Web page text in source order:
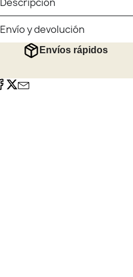
Envío y devolución
Envíos rápidos